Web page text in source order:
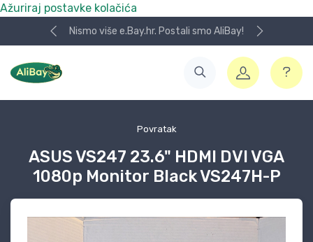
Ažuriraj postavke kolačića
Nismo više e.Bay.hr. Postali smo AliBay!
Povratak
ASUS VS247 23.6" HDMI DVI VGA
1080p Monitor Black VS247H-P